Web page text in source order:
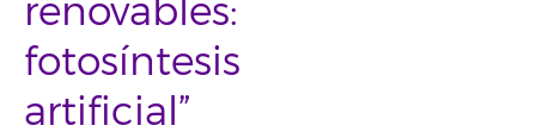
renovables:
fotosíntesis
artificial”